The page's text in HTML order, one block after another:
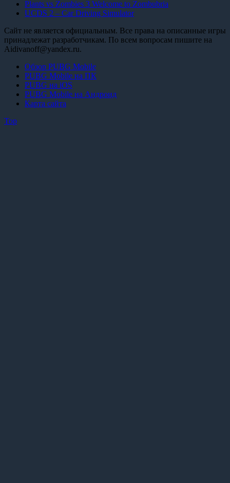
Plants vs Zombies 3 Welcome to Zombubria
UCDS 2 – Car Driving Simulator
Сайт не является официальным. Все права на описанные игры
принадлежат разработчикам. По всем вопросам пишите на
Aidivanoff@yandex.ru.
Обзор PUBG Mobile
PUBG Mobile на ПК
PUBG на iOS
PUBG Mobile на Андроид
Карта сайта
Top